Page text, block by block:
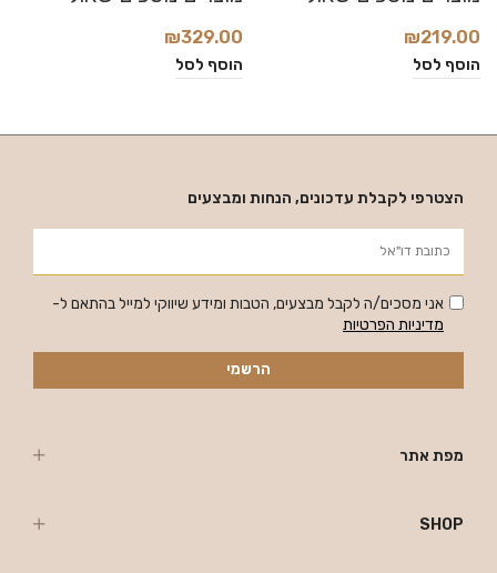
₪219.00
הוסף לסל
₪329.00
הוסף לסל
מפת אתר
SHOP
הצטרפי לקבלת עדכונים, הנחות ומבצעים
אני מסכים/ה לקבל מבצעים, הטבות ומידע שיווקי למייל בהתאם ל-
מדיניות הפרטיות
הרשמי